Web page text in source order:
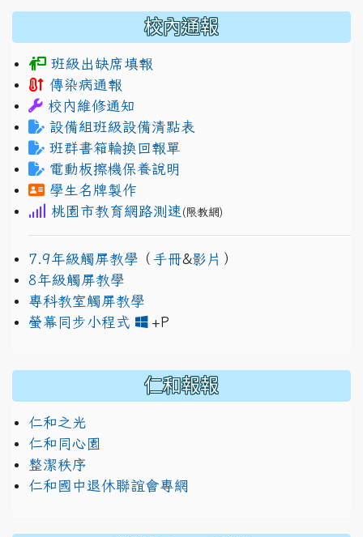
校內通報
班級出缺席填報
傳染病通報
校內維修通知
設備組班級設備清點表
班群書箱輪換回報單
電動板擦機保養說明
學生名牌製作
桃園市教育網路測速 (限教網)
7.9年級觸屏教學 （ 手冊&影片 ）
8年級觸屏教學
專科教室觸屏教學
螢幕同步小程式
+P
仁和報報
仁和之光
仁和同心園
整潔秩序
仁和國中退休聯誼會專網